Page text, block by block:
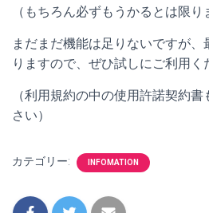
（もちろん必ずもうかるとは限り
まだまだ機能は足りないですが
りますので、ぜひ試しにご利用く
（利用規約の中の使用許諾契約
さい）
カテゴリー: INFOMATION